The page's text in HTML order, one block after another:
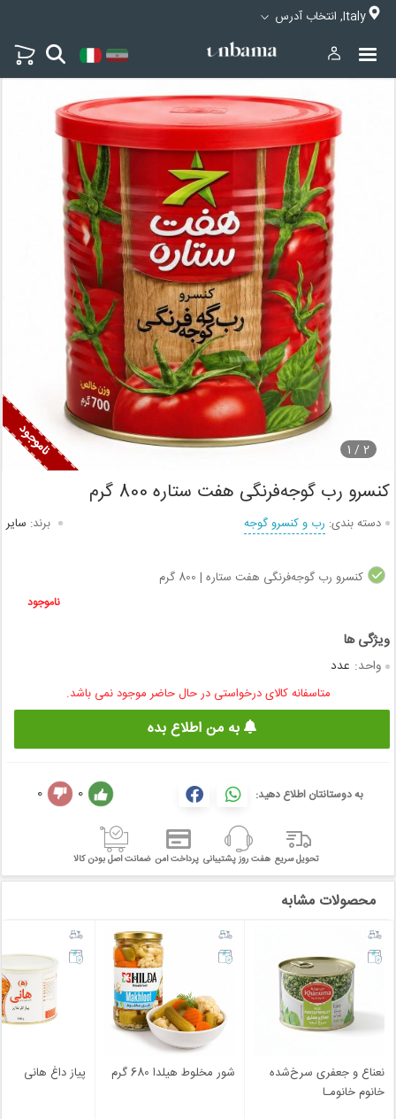
Italy, انتخاب آدرس
2 /
1
کنسرو رب گوجه‌فرنگی هفت ستاره 800 گرم
دسته بندی: رب و کنسرو گوجه برند: سایر
کنسرو رب گوجه‌فرنگی هفت ستاره | 800 گرم
ناموجود
واحد: عدد
متاسفانه کالای درخواستی در حال حاضر موجود نمی باشد.
به من اطلاع بده
به دوستانتان اطلاع دهید: 0
0
تحویل سریع هفت روز پشتیبانی پرداخت امن ضمانت اصل بودن کالا
محصولات مشابه
نعناع و جعفری سرخ‌شده
خانوم خانومـا
شور مخلوط هیلدا 680 گرم پیاز داغ هانی